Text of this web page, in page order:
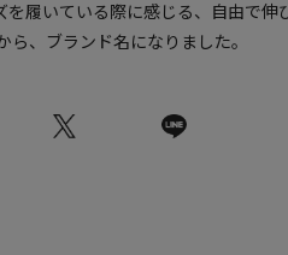
履いている際に感じる、自由で伸
、ブランド名になりました。